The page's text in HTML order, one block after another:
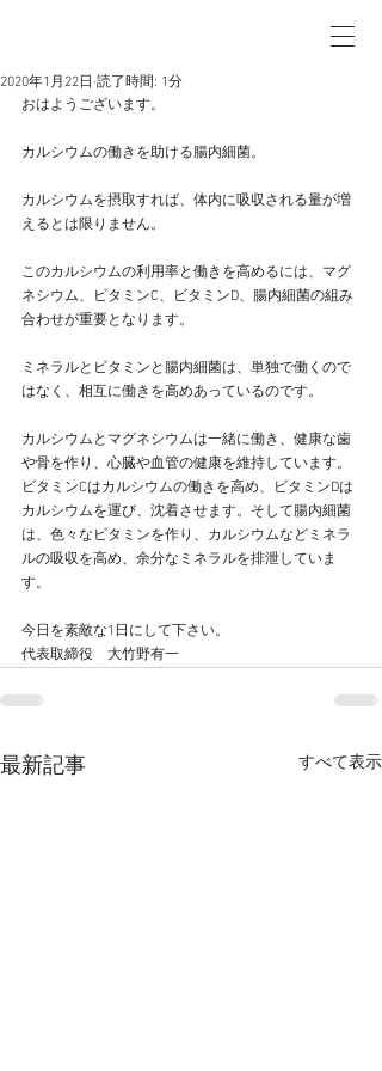
2020年1月22日 読了時間: 1分
おはようございます。
カルシウムの働きを助ける腸内細菌。
カルシウムを摂取すれば、体内に吸収される量が増
えるとは限りません。
このカルシウムの利用率と働きを高めるには、マグ
ネシウム、ビタミンC、ビタミンD、腸内細菌の組み
合わせが重要となります。
ミネラルとビタミンと腸内細菌は、単独で働くので
はなく、相互に働きを高めあっているのです。
カルシウムとマグネシウムは一緒に働き、健康な歯
や骨を作り、心臓や血管の健康を維持しています。
ビタミンCはカルシウムの働きを高め、ビタミンDは
カルシウムを運び、沈着させます。そして腸内細菌
は、色々なビタミンを作り、カルシウムなどミネラ
ルの吸収を高め、余分なミネラルを排泄していま
す。
今日を素敵な1日にして下さい。
代表取締役　大竹野有一
最新記事 すべて表示